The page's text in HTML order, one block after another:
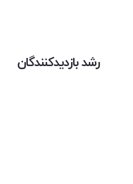
رشد بازدیدکنندگان